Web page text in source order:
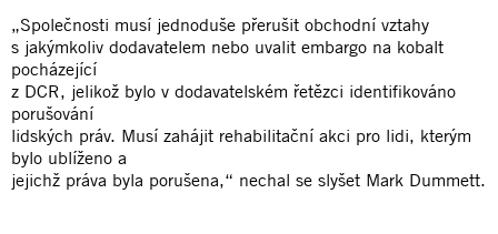
„Společnosti musí jednoduše přerušit obchodní vztahy
s jakýmkoliv dodavatelem nebo uvalit embargo na kobalt
pocházející
z DCR, jelikož bylo v dodavatelském řetězci identifikováno
porušování
lidských práv. Musí zahájit rehabilitační akci pro lidi, kterým
bylo ublíženo a
jejichž práva byla porušena,“ nechal se slyšet Mark Dummett.